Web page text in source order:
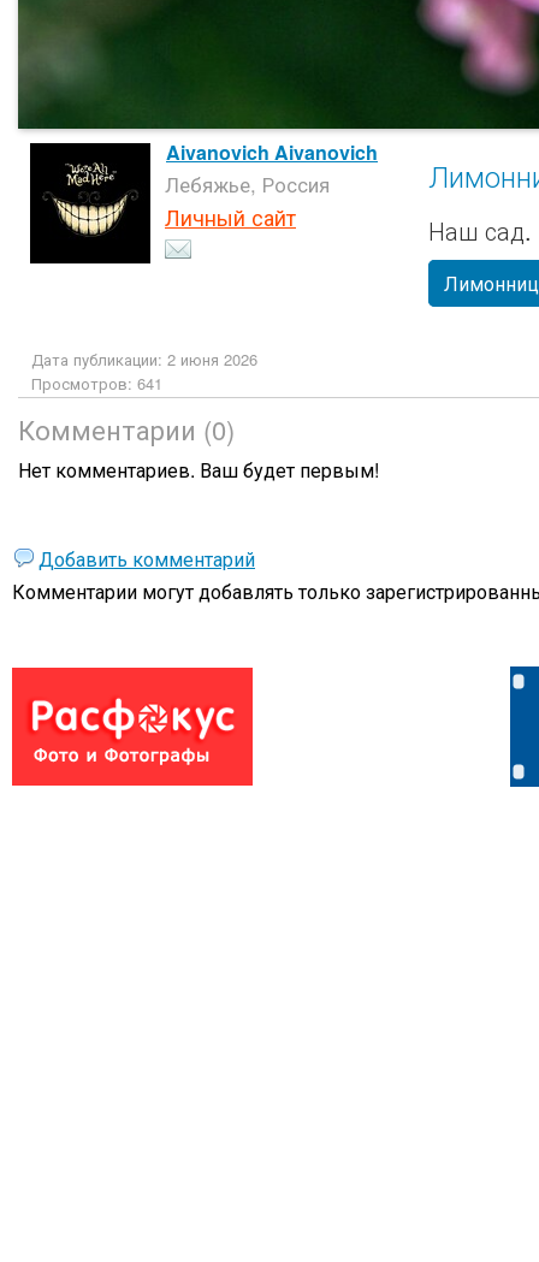
Aivanovich Aivanovich
Лебяжье, Россия
Личный сайт Наш сад.
Дата публикации: 2 июня 2026
Просмотров: 641
Комментарии (0)
Нет комментариев. Ваш будет первым!
Добавить комментарий
Комментарии могут добавлять только